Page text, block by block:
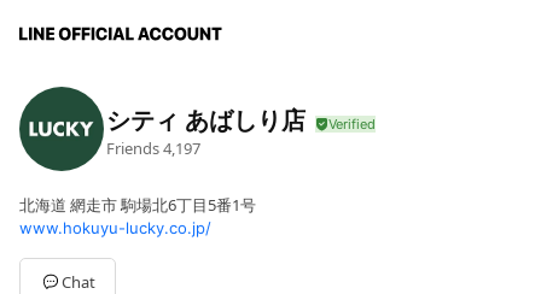
シティ あばしり店
Friends4,197
北海道 網走市 駒場北6丁目5番1号
www.hokuyu-lucky.co.jp/
Chat